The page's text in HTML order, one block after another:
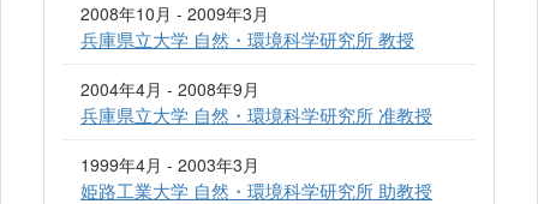
2008年10月 - 2009年3月
兵庫県立大学 自然・環境科学研究所 教授
2004年4月 - 2008年9月
兵庫県立大学 自然・環境科学研究所 准教授
1999年4月 - 2003年3月
姫路工業大学 自然・環境科学研究所 助教授